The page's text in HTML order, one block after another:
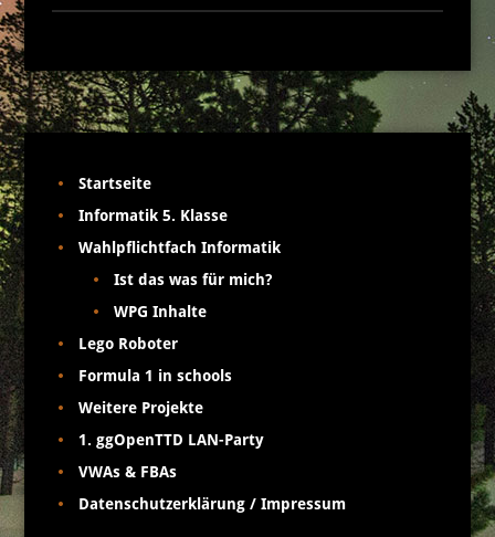
Startseite
Informatik 5. Klasse
Wahlpflichtfach Informatik
Ist das was für mich?
WPG Inhalte
Lego Roboter
Formula 1 in schools
Weitere Projekte
1. ggOpenTTD LAN-Party
VWAs & FBAs
Datenschutzerklärung / Impressum